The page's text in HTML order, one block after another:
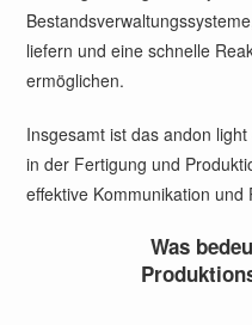
liefern und eine schnelle
ermöglichen.
Insgesamt ist das andon
in der Fertigung und
effektive Kommunikation
Was